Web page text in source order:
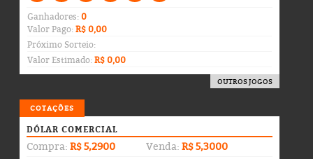
Ganhadores:0
Valor Pago:R$ 0,00
Próximo Sorteio:
Valor Estimado:R$ 0,00
OUTROS JOGOS
COTAÇÕES
DÓLAR COMERCIAL
Compra: R$ 5,2900 Venda: R$ 5,3000